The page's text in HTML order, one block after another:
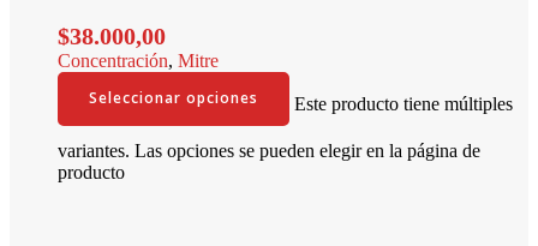
$38.000,00
Concentración, Mitre
Seleccionar opciones
Este producto tiene múltiples
variantes. Las opciones se pueden elegir en la página de
producto